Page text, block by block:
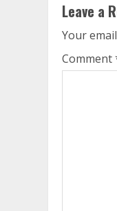
Leave a
Your
Comment